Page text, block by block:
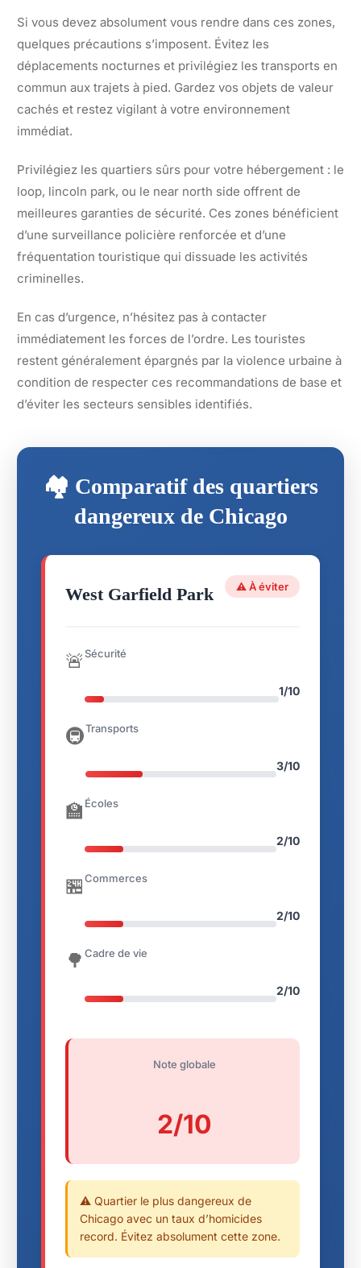
Si vous devez absolument vous rendre dans ces zones,
quelques précautions s’imposent. Évitez les
déplacements nocturnes et privilégiez les transports en
commun aux trajets à pied. Gardez vos objets de valeur
cachés et restez vigilant à votre environnement
immédiat.
Privilégiez les quartiers sûrs pour votre hébergement : le
loop, lincoln park, ou le near north side offrent de
meilleures garanties de sécurité. Ces zones bénéficient
d’une surveillance policière renforcée et d’une
fréquentation touristique qui dissuade les activités
criminelles.
En cas d’urgence, n’hésitez pas à contacter
immédiatement les forces de l’ordre. Les touristes
restent généralement épargnés par la violence urbaine à
condition de respecter ces recommandations de base et
d’éviter les secteurs sensibles identifiés.
🏘️ Comparatif des quartiers
dangereux de Chicago
West Garfield Park ⚠️ À éviter
🚨Sécurité
1/10
🚇Transports
3/10
🏫 Écoles
2/10
🏪Commerces
2/10
🌳 Cadre de vie
2/10
Note globale
2/10
⚠️ Quartier le plus dangereux de
Chicago avec un taux d’homicides
record. Évitez absolument cette zone.